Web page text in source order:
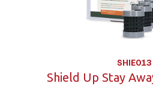
SHIE013
Shield Up Stay